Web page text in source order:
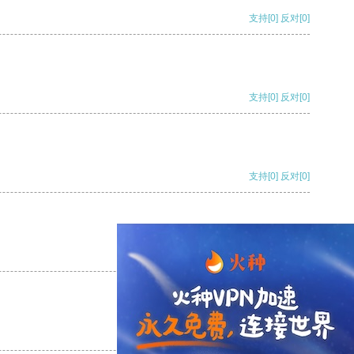
支持[0] 反对[0]
支持[0] 反对[0]
支持[0] 反对[0]
支持
支持[0] 反对[0]